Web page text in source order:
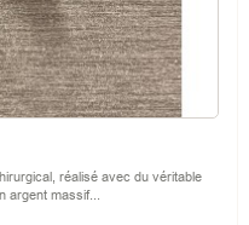
réalisé avec du véritable
argent massif...